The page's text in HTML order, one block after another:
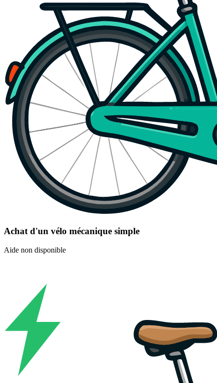
Achat d'un vélo mécanique simple
Aide non disponible